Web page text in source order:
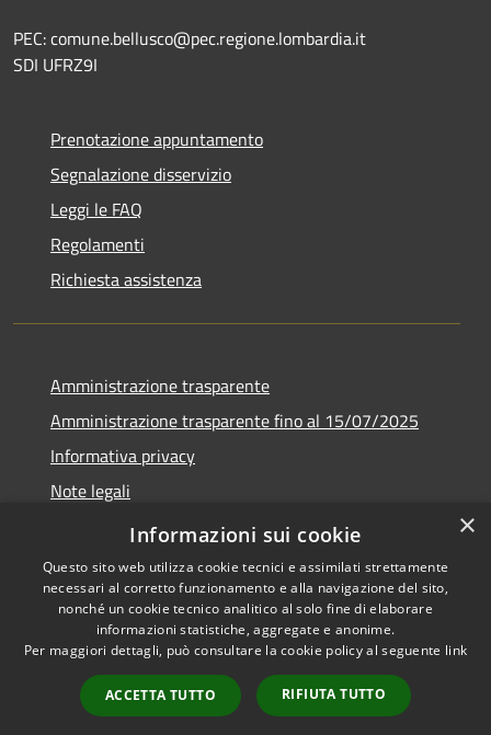
PEC: comune.bellusco@pec.regione.lombardia.it
SDI UFRZ9I
Prenotazione appuntamento
Segnalazione disservizio
Leggi le FAQ
Regolamenti
Richiesta assistenza
Amministrazione trasparente
Amministrazione trasparente fino al 15/07/2025
Informativa privacy
Note legali
Dichiarazione di accessibilità
Accessibilità
Copyright © 2026 • Comune di
Bellusco • Powered by
Municipium•
Accesso
redazione
×
Informazioni sui cookie
Questo sito web utilizza cookie tecnici e assimilati strettamente
necessari al corretto funzionamento e alla navigazione del sito,
nonché un cookie tecnico analitico al solo fine di elaborare
informazioni statistiche, aggregate e anonime.
Per maggiori dettagli, può consultare la cookie policy al seguente link
ACCETTA TUTTO RIFIUTA TUTTO